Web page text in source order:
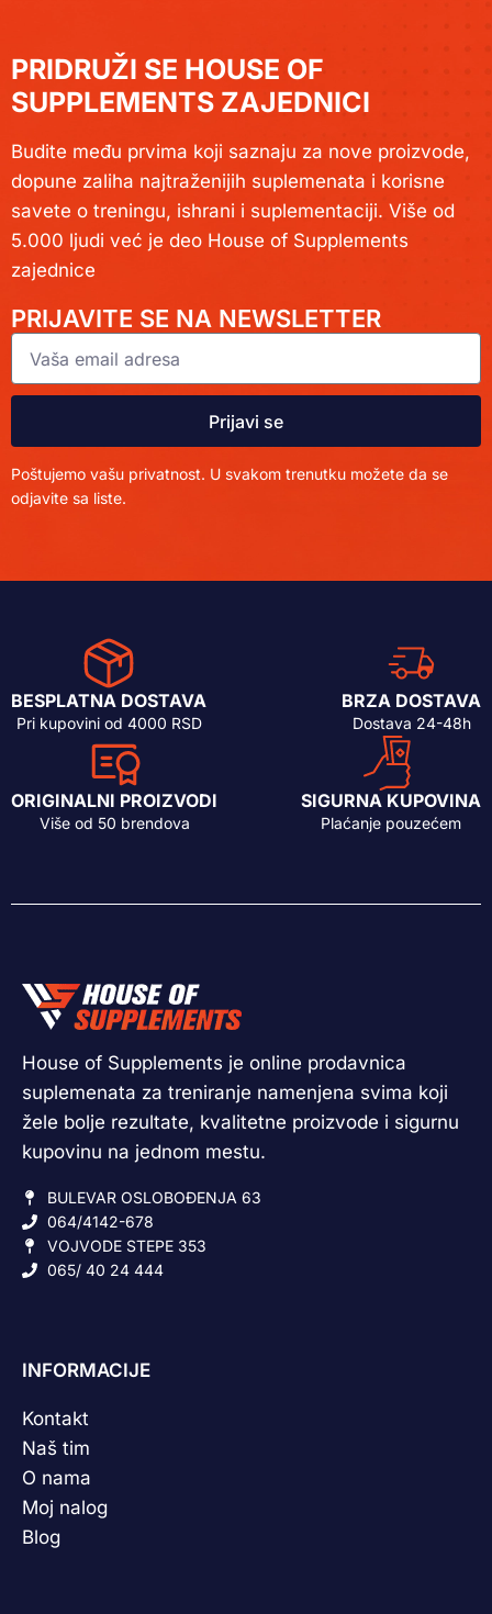
PRIDRUŽI SE HOUSE OF
SUPPLEMENTS ZAJEDNICI
Budite među prvima koji saznaju za nove proizvode,
dopune zaliha najtraženijih suplemenata i korisne
savete o treningu, ishrani i suplementaciji. Više od
5.000 ljudi već je deo House of Supplements
zajednice
PRIJAVITE SE NA NEWSLETTER
Prijavi se
Poštujemo vašu privatnost. U svakom trenutku možete da se
odjavite sa liste.
BESPLATNA DOSTAVA
Pri kupovini od 4000 RSD
BRZA DOSTAVA
Dostava 24-48h
ORIGINALNI PROIZVODI
Više od 50 brendova
SIGURNA KUPOVINA
Plaćanje pouzećem
House of Supplements je online prodavnica
suplemenata za treniranje namenjena svima koji
žele bolje rezultate, kvalitetne proizvode i sigurnu
kupovinu na jednom mestu.
BULEVAR OSLOBOĐENJA 63
064/4142-678
VOJVODE STEPE 353
065/ 40 24 444
INFORMACIJE
Kontakt
Naš tim
O nama
Moj nalog
Blog